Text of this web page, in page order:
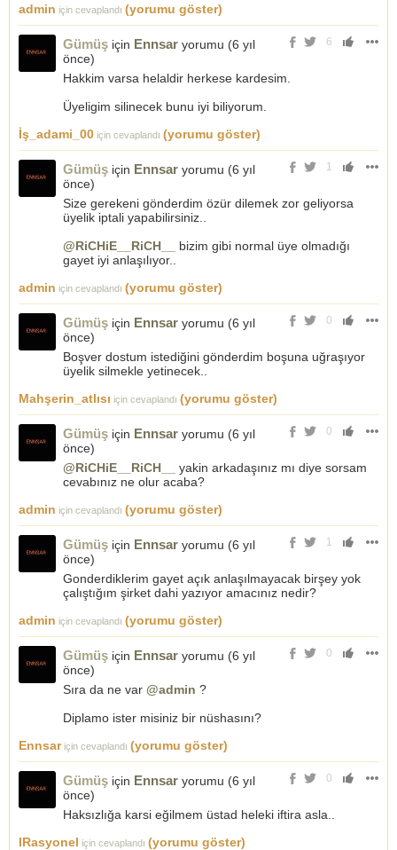
admin için cevaplandı (yorumu göster)
6
Gümüş için Ennsar yorumu (6 yıl
önce)
Hakkim varsa helaldir herkese kardesim.
Üyeligim silinecek bunu iyi biliyorum.
İş_adami_00 için cevaplandı (yorumu göster)
1
Gümüş için Ennsar yorumu (6 yıl
önce)
Size gerekeni gönderdim özür dilemek zor geliyorsa
üyelik iptali yapabilirsiniz..
@RiCHiE__RiCH__
bizim gibi normal üye olmadığı
gayet iyi anlaşılıyor..
admin için cevaplandı (yorumu göster)
0
Gümüş için Ennsar yorumu (6 yıl
önce)
Boşver dostum istediğini gönderdim boşuna uğraşıyor
üyelik silmekle yetinecek..
Mahşerin_atlısı için cevaplandı (yorumu göster)
0
Gümüş için Ennsar yorumu (6 yıl
önce)
@RiCHiE__RiCH__
yakin arkadaşınız mı diye sorsam
cevabınız ne olur acaba?
admin için cevaplandı (yorumu göster)
1
Gümüş için Ennsar yorumu (6 yıl
önce)
Gonderdiklerim gayet açık anlaşılmayacak birşey yok
çalıştığım şirket dahi yazıyor amacınız nedir?
admin için cevaplandı (yorumu göster)
0
Gümüş için Ennsar yorumu (6 yıl
önce)
Sıra da ne var @admin ?
Diplamo ister misiniz bir nüshasını?
Ennsariçin cevaplandı (yorumu göster)
0
Gümüş için Ennsar yorumu (6 yıl
önce)
Haksızlığa karsi eğilmem üstad heleki iftira asla..
IRasyonel için cevaplandı (yorumu göster)